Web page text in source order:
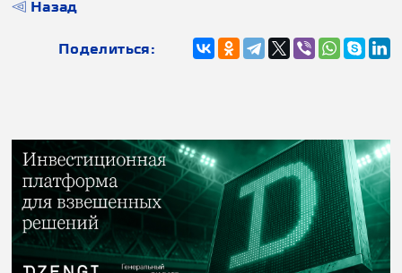
Назад
Поделиться: